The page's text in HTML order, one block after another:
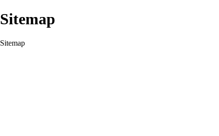
Sitemap
Sitemap